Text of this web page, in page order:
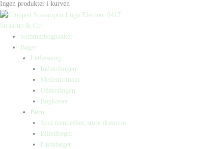
Ingen produkter i kurven
Straarup & Co
Sommerbogpakker
Bøger
Letlæsning
Indskolingen
Mellemtrinnet
Udskolingen
Bogkasser
Børn
Små mennesker, store drømme
Billedbøger
Faktabøger